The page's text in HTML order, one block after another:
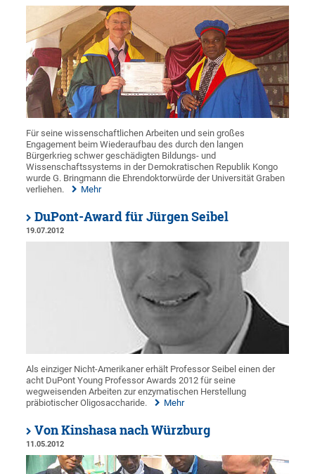
Für seine wissenschaftlichen Arbeiten und sein großes
Engagement beim Wiederaufbau des durch den langen
Bürgerkrieg schwer geschädigten Bildungs- und
Wissenschaftssystems in der Demokratischen Republik Kongo
wurde G. Bringmann die Ehrendoktorwürde der Universität Graben
verliehen.
Mehr
DuPont-Award für Jürgen Seibel
19.07.2012
Als einziger Nicht-Amerikaner erhält Professor Seibel einen der
acht DuPont Young Professor Awards 2012 für seine
wegweisenden Arbeiten zur enzymatischen Herstellung
präbiotischer Oligosaccharide.
Mehr
Von Kinshasa nach Würzburg
11.05.2012